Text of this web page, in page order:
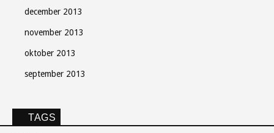
december 2013
november 2013
oktober 2013
september 2013
TAGS